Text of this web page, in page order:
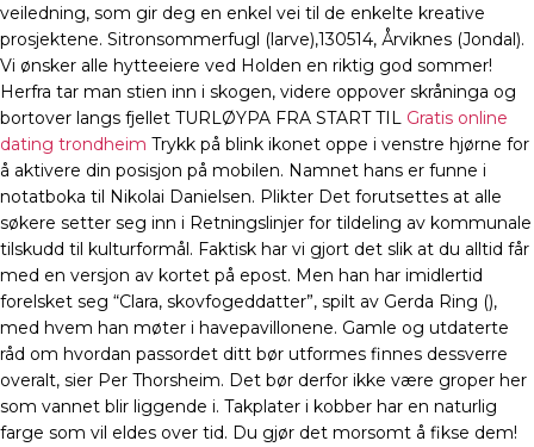
veiledning, som gir deg en enkel vei til de enkelte kreative
prosjektene. Sitronsommerfugl (larve),130514, Årviknes (Jondal).
Vi ønsker alle hytteeiere ved Holden en riktig god sommer!
Herfra tar man stien inn i skogen, videre oppover skråninga og
bortover langs fjellet TURLØYPA FRA START TIL Gratis online
dating trondheim Trykk på blink ikonet oppe i venstre hjørne for
å aktivere din posisjon på mobilen. Namnet hans er funne i
notatboka til Nikolai Danielsen. Plikter Det forutsettes at alle
søkere setter seg inn i Retningslinjer for tildeling av kommunale
tilskudd til kulturformål. Faktisk har vi gjort det slik at du alltid får
med en versjon av kortet på epost. Men han har imidlertid
forelsket seg “Clara, skovfogeddatter”, spilt av Gerda Ring (),
med hvem han møter i havepavillonene. Gamle og utdaterte
råd om hvordan passordet ditt bør utformes finnes dessverre
overalt, sier Per Thorsheim. Det bør derfor ikke være groper her
som vannet blir liggende i. Takplater i kobber har en naturlig
farge som vil eldes over tid. Du gjør det morsomt å fikse dem!